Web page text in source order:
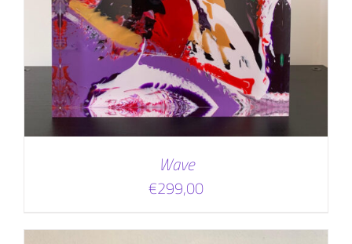
Wave
€299,00